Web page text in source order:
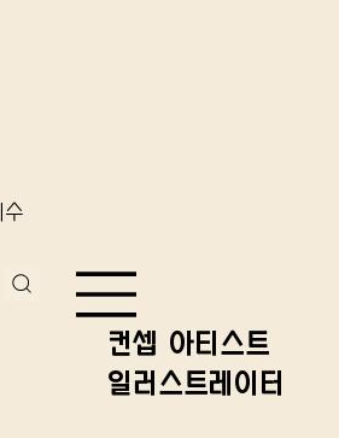
수
컨셉 아티스트
일러스트레이터